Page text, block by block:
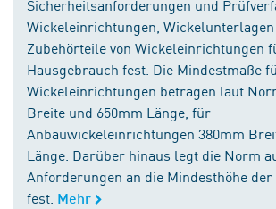
Sicherheitsanforderungen und
Wickeleinrichtungen,
Zubehörteile von Wickeleinrichtungen
Hausgebrauch fest. Die Mindestmaße
Wickeleinrichtungen betragen laut
Breite und 650mm Länge, für
Anbauwickeleinrichtungen 380mm
Länge. Darüber hinaus legt die Norm
Anforderungen an die Mindesthöhe
fest. Mehr